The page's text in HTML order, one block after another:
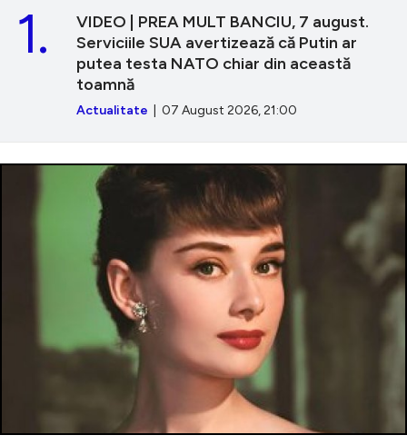
VIDEO | PREA MULT BANCIU, 7 august.
Serviciile SUA avertizează că Putin ar
putea testa NATO chiar din această
toamnă
Actualitate | 07 August 2026, 21:00
1.